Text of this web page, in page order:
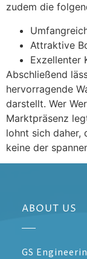
zudem die
Attraktive
Exzellenter
Abschließend
hervorragende
darstellt. Wer
Marktpräsenz
lohnt sich daher,
keine der
ABOUT US
GS